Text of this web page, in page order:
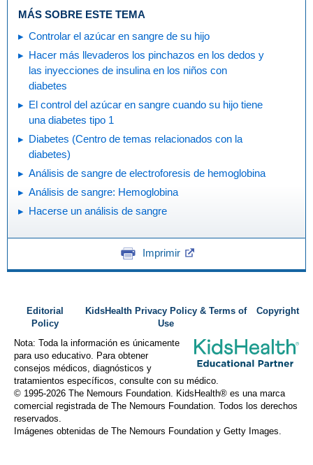
MÁS SOBRE ESTE TEMA
Controlar el azúcar en sangre de su hijo
Hacer más llevaderos los pinchazos en los dedos y
las inyecciones de insulina en los niños con
diabetes
El control del azúcar en sangre cuando su hijo tiene
una diabetes tipo 1
Diabetes (Centro de temas relacionados con la
diabetes)
Análisis de sangre de electroforesis de hemoglobina
Análisis de sangre: Hemoglobina
Hacerse un análisis de sangre
Imprimir
Editorial
Policy
KidsHealth Privacy Policy & Terms of
Use
Copyright
Nota: Toda la información es únicamente
para uso educativo. Para obtener
consejos médicos, diagnósticos y
tratamientos específicos, consulte con su médico.
© 1995-2026 The Nemours Foundation. KidsHealth® es una marca
comercial registrada de The Nemours Foundation. Todos los derechos
reservados.
Imágenes obtenidas de The Nemours Foundation y Getty Images.